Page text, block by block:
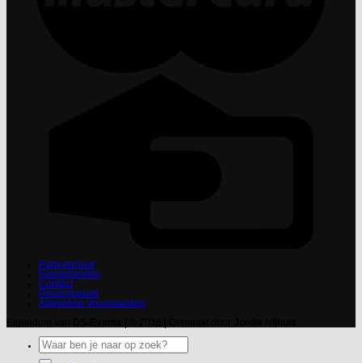
Partyverhuur
Evenementen
Contact
Privacybeleid
Algemene Voorwaarden
Zoeken
naar: